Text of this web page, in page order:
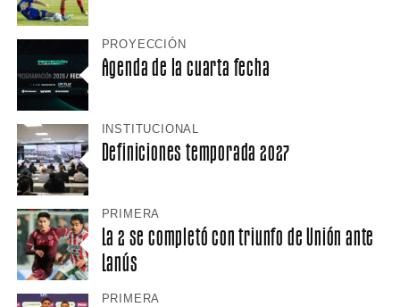
PROYECCIÓN
Agenda de la cuarta fecha
INSTITUCIONAL
Definiciones temporada 2027
PRIMERA
La 2 se completó con triunfo de Unión ante
Lanús
PRIMERA